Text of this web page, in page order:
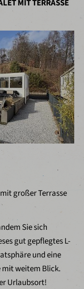
MIT TERRASSE
großer Terrasse
Sie sich
gut gepflegtes L-
und eine
mit weitem Blick.
Urlaubsort!